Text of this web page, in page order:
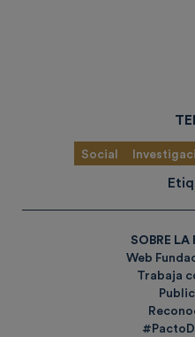
Social
SOBRE LA
Web
Trabaja